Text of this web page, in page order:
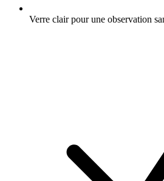
Verre clair pour une observation